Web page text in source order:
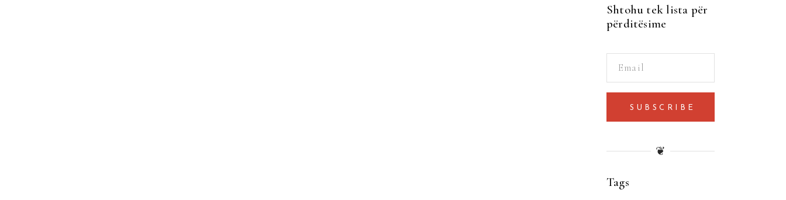
Shtohu tek lista për
përditësime
SUBSCRIBE
❦
Tags